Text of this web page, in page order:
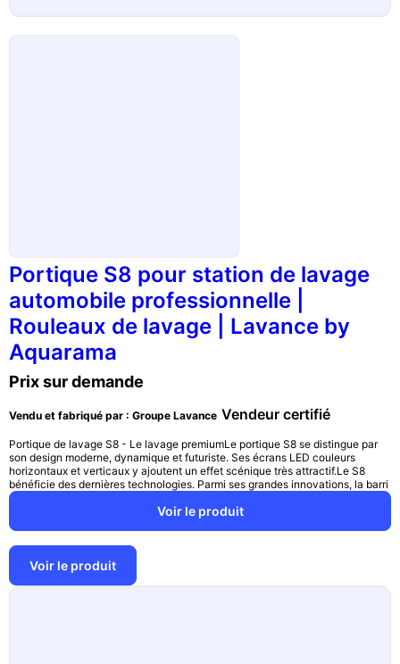
Portique S8 pour station de lavage
automobile professionnelle |
Rouleaux de lavage | Lavance by
Aquarama
Prix sur demande
Vendu et fabriqué par : Groupe Lavance Vendeur certifié
Portique de lavage S8 - Le lavage premiumLe portique S8 se distingue par
son design moderne, dynamique et futuriste. Ses écrans LED couleurs
horizontaux et verticaux y ajoutent un effet scénique très attractif.Le S8
bénéficie des dernières technologies. Parmi ses grandes innovations, la barri
Voir le produit
Voir le produit